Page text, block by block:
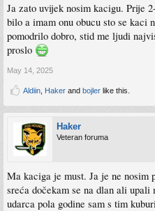
Ja zato uvijek nosim kacigu. Prije
bilo a imam onu obucu sto se kaci
pomodrilo dobro, stid me ljudi
proslo
May 14, 2025
Aldiin Haker and bojler like this.
Haker
Veteran foruma
Ma kaciga je must. Ja je ne nosim
sreća dočekam se na dlan ali upali
udarca pola godine sam s tim